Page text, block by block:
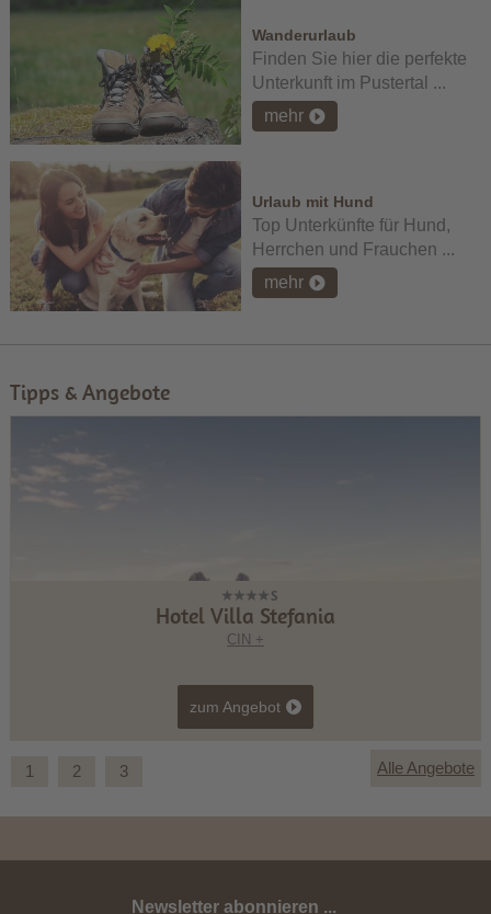
Wanderurlaub
Finden Sie hier die perfekte
Unterkunft im Pustertal ...
mehr
Urlaub mit Hund
Top Unterkünfte für Hund,
Herrchen und Frauchen ...
mehr
Tipps & Angebote
Hotel Villa Stefania
CIN +
Herbst-Auszeit -10%
zum Angebot
1 2 3 Alle Angebote
Newsletter abonnieren ...